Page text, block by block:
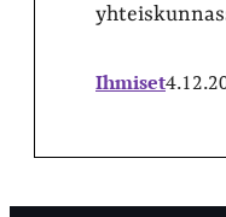
Ihmiset